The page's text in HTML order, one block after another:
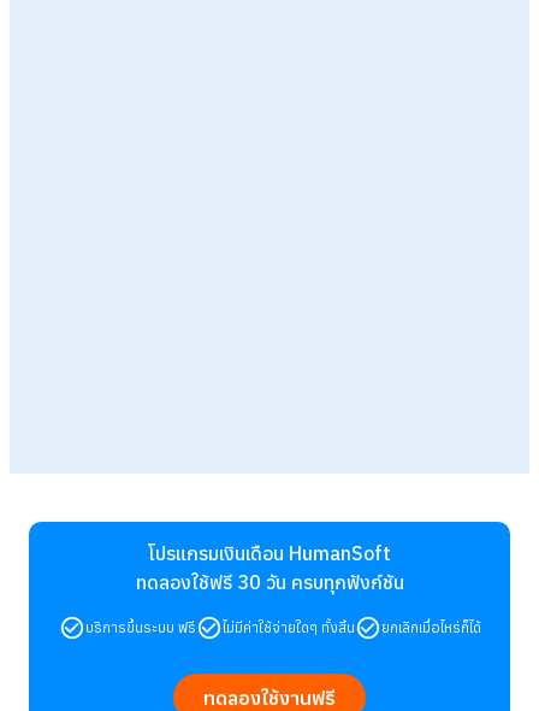
โปรแกรมเงินเดือน HumanSoft
ทดลองใช้ฟรี 30 วัน ครบทุกฟังก์ชัน
บริการขึ้นระบบ ฟรี ไม่มีค่าใช้จ่ายใดๆ ทั้งสิ้น ยกเลิกเมื่อไหร่ก็ได้
ทดลองใช้งานฟรี